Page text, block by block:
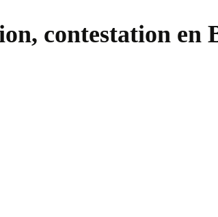
contestation en